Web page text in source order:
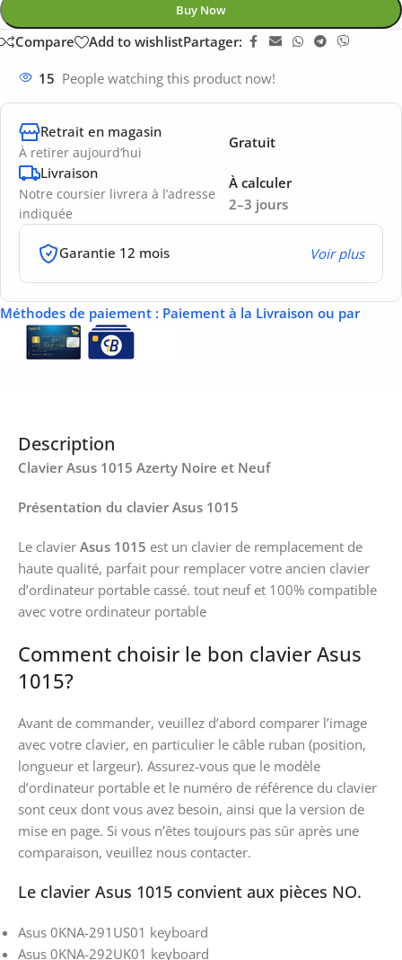
Buy Now
Compare Add to wishlistPartager:
15 People watching this product now!
Retrait en magasin
À retirer aujourd’hui
Gratuit
Livraison
Notre coursier livrera à l’adresse
indiquée
2–3 jours
À calculer
Garantie 12 mois Voir plus
Méthodes de paiement : Paiement à la Livraison ou par
Description
Clavier Asus 1015 Azerty Noire et Neuf
Présentation du clavier Asus 1015
Le clavier Asus 1015 est un clavier de remplacement de
haute qualité, parfait pour remplacer votre ancien clavier
d’ordinateur portable cassé. tout neuf et 100% compatible
avec votre ordinateur portable
Comment choisir le bon clavier Asus
1015?
Avant de commander, veuillez d’abord comparer l’image
avec votre clavier, en particulier le câble ruban (position,
longueur et largeur). Assurez-vous que le modèle
d’ordinateur portable et le numéro de référence du clavier
sont ceux dont vous avez besoin, ainsi que la version de
mise en page. Si vous n’êtes toujours pas sûr après une
comparaison, veuillez nous contacter.
Le clavier Asus 1015 convient aux pièces NO.
Asus 0KNA-291US01 keyboard
Asus 0KNA-292UK01 keyboard